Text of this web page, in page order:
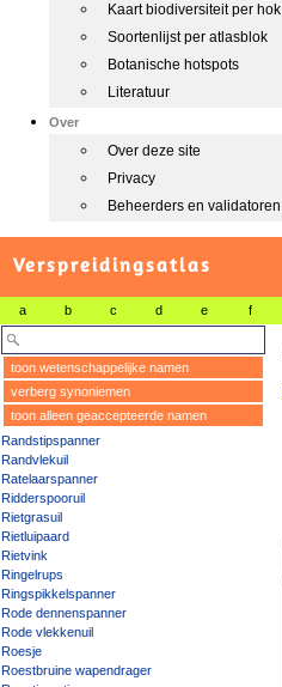
Kaart biodiversiteit per hok
Soortenlijst per atlasblok
Botanische hotspots
Literatuur
Over
Over deze site
Privacy
Beheerders en validatoren
Verspreidingsatlas
a b c d e f
toon wetenschappelijke namen
verberg synoniemen
toon alleen geaccepteerde namen
Randstipspanner
Randvlekuil
Ratelaarspanner
Ridderspooruil
Rietgrasuil
Rietluipaard
Rietvink
Ringelrups
Ringspikkelspanner
Rode dennenspanner
Rode vlekkenuil
Roesje
Roestbruine wapendrager